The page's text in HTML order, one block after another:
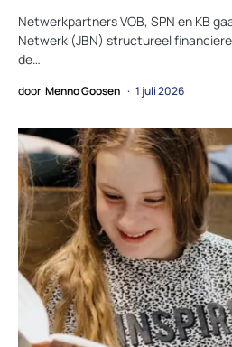
Netwerkpartners VOB, SPN en KB
Netwerk (JBN) structureel
de…
door Menno Goosen 1 juli 2026